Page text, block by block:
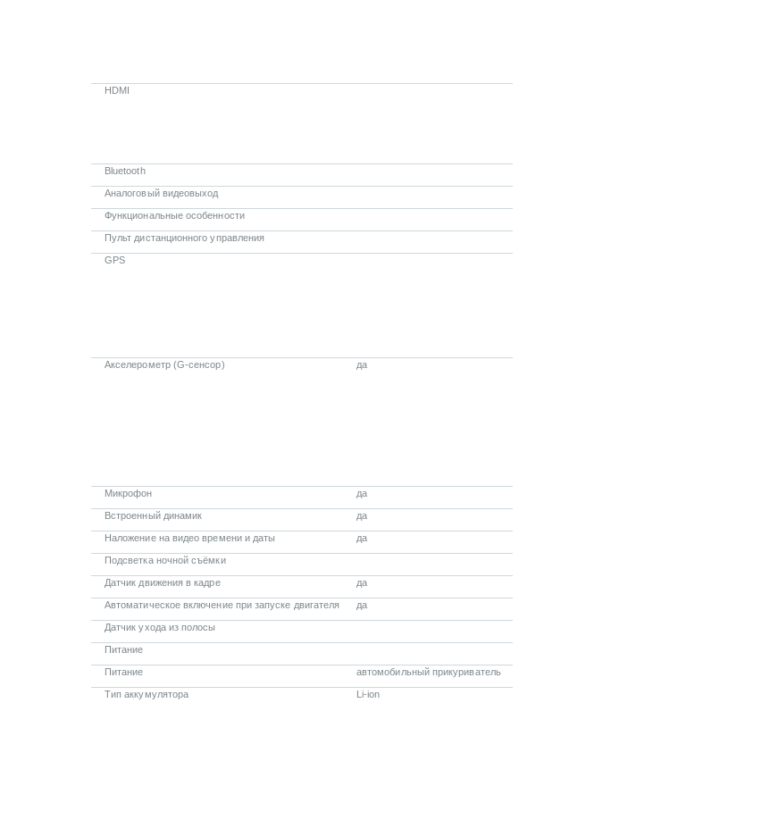
HDMI
Bluetooth
Аналоговый видеовыход
Функциональные особенности
Пульт дистанционного управления
GPS
Акселерометр (G-сенсор) да
Микрофон да
Встроенный динамик да
Наложение на видео времени и даты да
Подсветка ночной съёмки
Датчик движения в кадре да
Автоматическое включение при запуске двигателя да
Датчик ухода из полосы
Питание
Питание автомобильный прикуриватель
Тип аккумулятора Li-ion